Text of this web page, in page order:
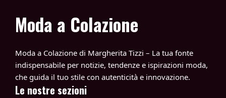
Moda a Colazione
Moda a Colazione di Margherita Tizzi – La tua fonte
indispensabile per notizie, tendenze e ispirazioni moda,
che guida il tuo stile con autenticità e innovazione.
Le nostre sezioni